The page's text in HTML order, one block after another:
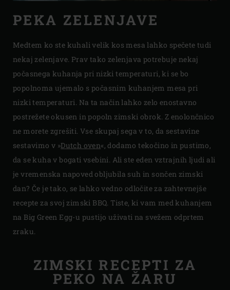
PEKA ZELENJAVE
Medtem ko ste kuhali velik kos mesa lahko spečete tudi
nekaj zelenjave. Prav tako zelenjava potrebuje nekaj
počasnega kuhanja pri nizki temperaturi, ki se bo
popolnoma ujemalo s počasnim kuhanjem mesa pri
nizki temperaturi. Na ta način lahko zelo enostavno
postrežete okusen in popoln zimski obrok. Z enolončnico
ne morete zgrešiti. Vse skupaj sega v to, da sestavine
sestavimo v »Dutch oven«, dodamo tekočino in pustimo,
da se kuha v bogati vsebini. Ali ste eden vztrajnih ljudi ali
je vremenska napoved obljubila suh in sončen zimski
dan? Če je tako, se lahko vedno odločite za zahtevnejše
recepte za svoj zimski BBQ. Tiste, ki vam med kuhanjem
na Big Green Egg-u pustijo uživati na svežem odprtem
zraku.
ZIMSKI RECEPTI ZA
PEKO NA ŽARU